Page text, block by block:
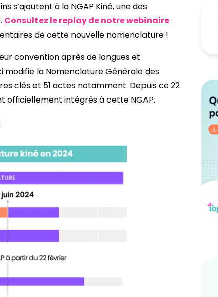
s’ajoutent à la NGAP Kiné, une des
Consultez le replay de notre webinaire
de cette nouvelle nomenclature !
convention après de longues et
modifie la Nomenclature Générale des
clés et 51 actes notamment. Depuis ce 22
officiellement intégrés à cette NGAP.